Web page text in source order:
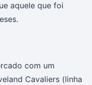
aquele que foi
com um
Cavaliers (linha